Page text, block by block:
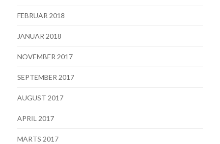
FEBRUAR 2018
JANUAR 2018
NOVEMBER 2017
SEPTEMBER 2017
AUGUST 2017
APRIL 2017
MARTS 2017